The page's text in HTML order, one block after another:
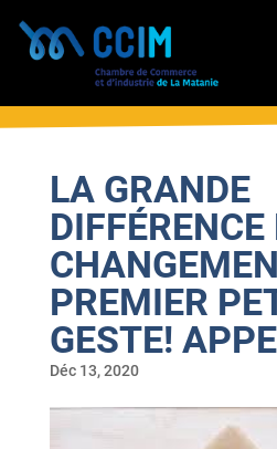
LA GRANDE
DIFFÉRENCE
PREMIER
GESTE!
Déc 13, 2020